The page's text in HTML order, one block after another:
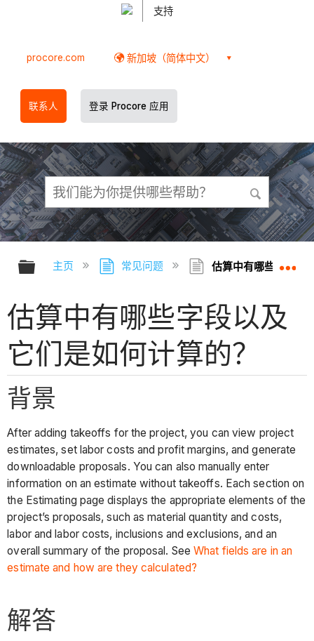
支持
procore.com 新加坡（简体中文）
联系人 登录 Procore 应用
扩展/隐缩全局层次
主页 常见问题 估算中有哪些字段以
估算中有哪些字段以及
它们是如何计算的？
背景
After adding takeoffs for the project, you can view project
estimates, set labor costs and profit margins, and generate
downloadable proposals. You can also manually enter
information on an estimate without takeoffs. Each section on
the Estimating page displays the appropriate elements of the
project’s proposals, such as material quantity and costs,
labor and labor costs, inclusions and exclusions, and an
overall summary of the proposal. SeeWhat fields are in an
estimate and how are they calculated?
解答